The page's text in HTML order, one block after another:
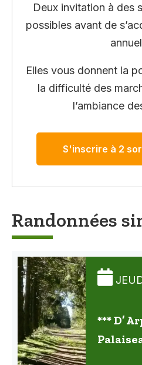
Deux invitation à des
possibles avant de
Elles vous donnent la
la difficulté des
l’ambiance
S'inscrire à 2
Randonnées
*** D’